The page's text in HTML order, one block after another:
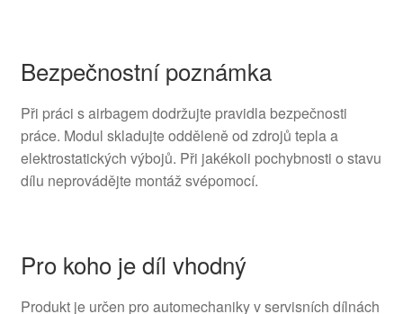
Bezpečnostní poznámka
Při práci s airbagem dodržujte pravidla bezpečnosti
práce. Modul skladujte odděleně od zdrojů tepla a
elektrostatických výbojů. Při jakékoli pochybnosti o stavu
dílu neprovádějte montáž svépomocí.
Pro koho je díl vhodný
Produkt je určen pro automechaniky v servisních dílnách